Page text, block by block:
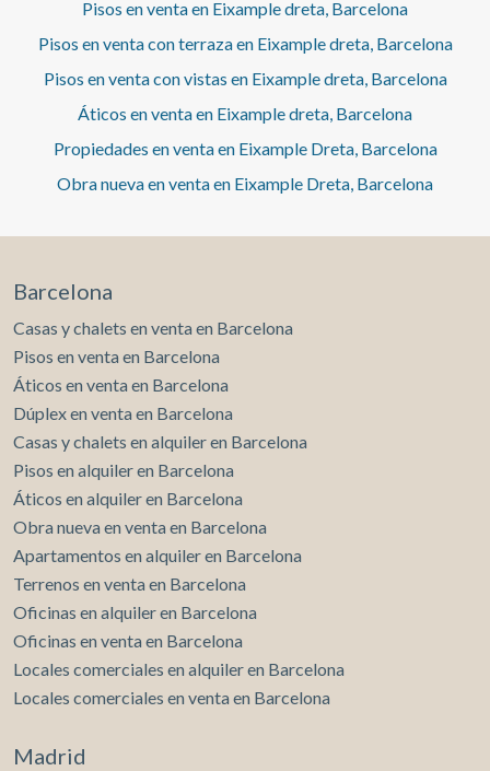
El piso recibe luz desde primera hora de la mañana hasta
suroeste — una cualidad que pocos hogares en la zona
pueden ofrecer, y que transforma cada estancia a lo largo
bienvenida a la luz natural, mientras que las cuatro
habitaciones —dos de ellas exteriores— y los dos baños
completos ofrecen el espacio y la privacidad que una
familia necesita para vivir con holgura. La cocina
terrazas y la vida de barrio que ha hecho de Passeig Sant
134 m² + balcón · 4 habitaciones · 2 baños · Ascensor y
conserje · Doble orientación NE-SO · 910.000 €
Pisos en venta en Eixample dreta, Barcelona
Pisos en venta con terraza en Eixample dreta, Barcelona
Pisos en venta con vistas en Eixample dreta, Barcelona
Áticos en venta en Eixample dreta, Barcelona
Propiedades en venta en Eixample Dreta, Barcelona
Obra nueva en venta en Eixample Dreta, Barcelona
Barcelona
Casas y chalets en venta en Barcelona
Pisos en venta en Barcelona
Áticos en venta en Barcelona
Dúplex en venta en Barcelona
Casas y chalets en alquiler en Barcelona
Pisos en alquiler en Barcelona
Áticos en alquiler en Barcelona
Obra nueva en venta en Barcelona
Apartamentos en alquiler en Barcelona
Terrenos en venta en Barcelona
Oficinas en alquiler en Barcelona
Oficinas en venta en Barcelona
Locales comerciales en alquiler en Barcelona
Locales comerciales en venta en Barcelona
Madrid